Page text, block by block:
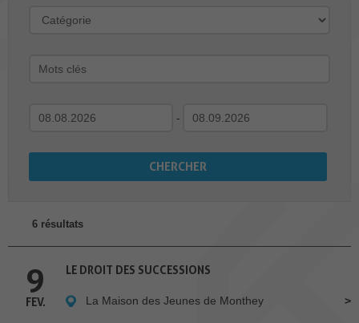
-
6 résultats
9
FEV.
LE DROIT DES SUCCESSIONS
La Maison des Jeunes de Monthey